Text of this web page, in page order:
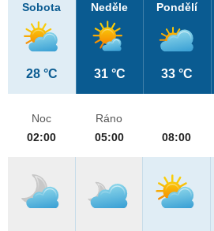
Sobota
28 °C
Neděle
31 °C
Pondělí
33 °C
Noc
02:00
Ráno
05:00
08:00